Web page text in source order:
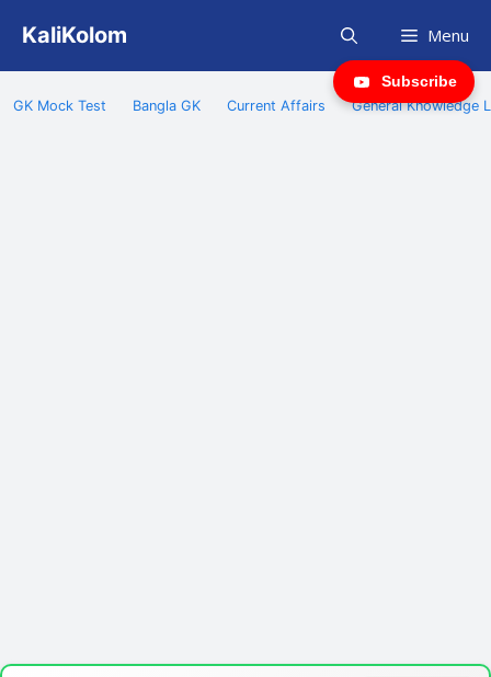
content
KaliKolom Menu
GK Mock Test Bangla GK Current Affairs General Knowledge
Subscribe